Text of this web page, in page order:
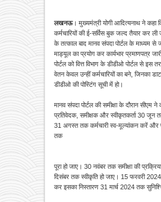
लखनऊ। मुख्यमंत्री योगी आदित्यनाथ ने कहा
कर्मचारियों की ई-सर्विस बुक जल्द तैयार कर ली
के तत्काल बाद मानव संपदा पोर्टल के माध्यम से
माड्यूल का प्रयोग कर कार्यभार प्रमाणपत्र
पोर्टल को वित्त विभाग के डीडीओ पोर्टल से इस
वेतन केवल उन्हीं कर्मचारियों का बने, जिनका
डीडीओ की पोस्टिंग सूची में हो।
मानव संपदा पोर्टल की समीक्षा के दौरान सीएम ने
प्रतिवेदक, समीक्षक और स्वीकृतकर्ता 30 जून
31 अगस्त तक कर्मचारी स्व-मूल्यांकन करें और
तक
पूरा हो जाए। 30 नवंबर तक समीक्षा की
दिसंबर तक स्वीकृति हो जाए। 15 फरवरी
कर इसका निस्तारण 31 मार्च 2024 तक